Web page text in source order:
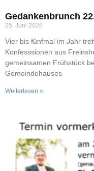
Gedankenbrunch
25. Juni 2026
Vier bis fünfmal im Jahr
Konfesssionen aus
gemeinsamen Frühstück
Gemeindehauses
Weiterlesen »